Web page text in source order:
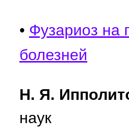
• Фузариоз на
болезней
Н. Я.
наук